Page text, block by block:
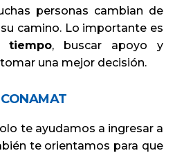
personas cambian de
camino. Lo importante es
tiempo, buscar apoyo y
una mejor decisión.
te ayudamos a ingresar a
te orientamos para que